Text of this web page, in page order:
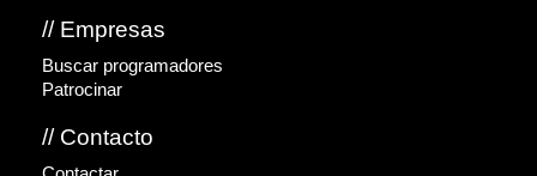
// Empresas
Buscar programadores
Patrocinar
// Contacto